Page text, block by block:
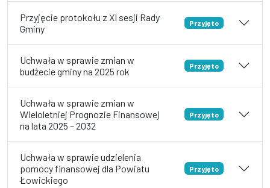
Przyjęcie protokołu z XI sesji Rady
Gminy
Przyjęto
Uchwała w sprawie zmian w
budżecie gminy na 2025 rok
Przyjęto
Uchwała w sprawie zmian w
Wieloletniej Prognozie Finansowej
na lata 2025 – 2032
Przyjęto
Uchwała w sprawie udzielenia
pomocy finansowej dla Powiatu
Łowickiego
Przyjęto